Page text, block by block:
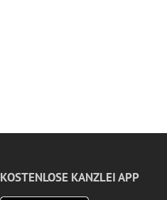
KOSTENLOSE KANZLEI APP